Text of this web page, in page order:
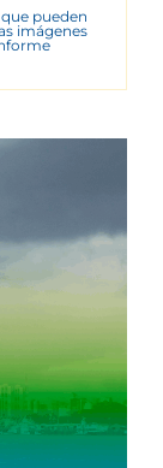
pueden
imágenes